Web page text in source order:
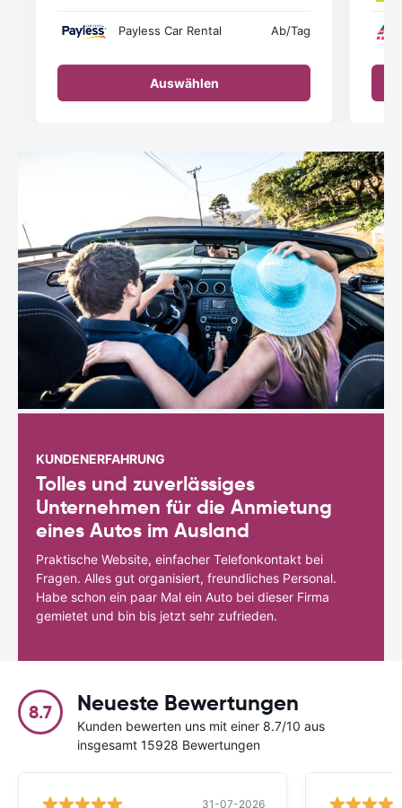
Payless Car Rental Ab/Tag
Auswählen
KUNDENERFAHRUNG
Tolles und zuverlässiges
Unternehmen für die Anmietung
eines Autos im Ausland
Praktische Website, einfacher Telefonkontakt bei
Fragen. Alles gut organisiert, freundliches Personal.
Habe schon ein paar Mal ein Auto bei dieser Firma
gemietet und bin bis jetzt sehr zufrieden.
8.7 Neueste Bewertungen
Kunden bewerten uns mit einer 8.7/10 aus
insgesamt 15928 Bewertungen
31-07-2026